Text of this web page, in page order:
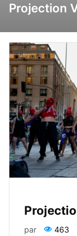
Projection
par 463